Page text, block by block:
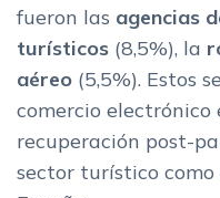
fueron las agencias
turísticos (8,5%), la
aéreo (5,5%). Estos
comercio
recuperación post-
sector turístico